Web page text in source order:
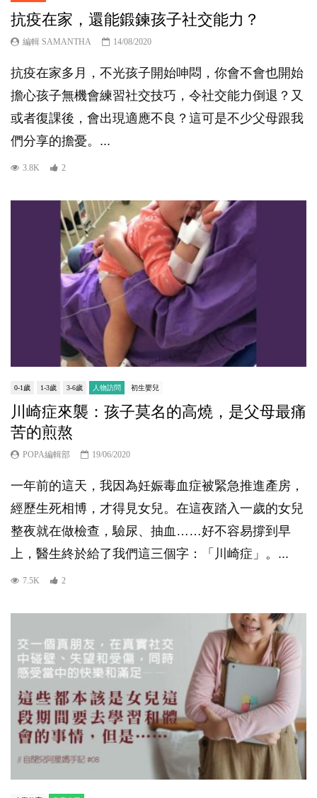
抗疫在家，還能鍛鍊孩子社交能力？
編輯 SAMANTHA 14/08/2020
抗疫在家多月，不光孩子開始呻悶，你會不會也開始
擔心孩子無機會練習社交技巧，令社交能力倒退？又
或者復課後，會出現適應不良？這可是不少父母跟我
們分享的擔憂。...
3.8K 2
0-1歲 1-3歲 3-6歲 人物訪問 初生嬰兒
川崎症來襲：孩子莫名的高燒，是父母最痛
苦的煎熬
POPA編輯部 19/06/2020
一年前的這天，我因為妊娠毒血症被緊急推進產房，
經歷生死相博，才得見女兒。在這夜踏入一歲的女兒
整夜就在做檢查，驗尿、抽血……好不容易撐到早
上，醫生終於給了我們這三個字：「川崎症」。...
7.5K 2